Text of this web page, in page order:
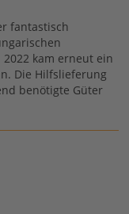
fantastisch
2022 kam erneut ein
Die Hilfslieferung
benötigte Güter